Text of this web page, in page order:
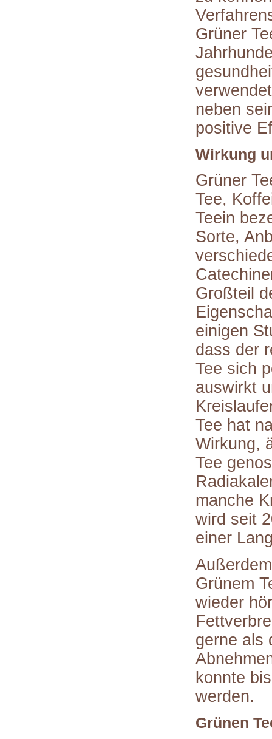
Grüner
neben
positive
Wirkung
Grüner
Tee,
Teein
Sorte,
Großteil
einigen
dass der
Tee sich
auswirkt
Tee hat
Wirkung,
Tee
manche
wird seit
einer
Grünem
wieder
gerne als
konnte
werden.
Grünen